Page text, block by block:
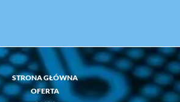
STRONA GŁÓWNA
OFERTA